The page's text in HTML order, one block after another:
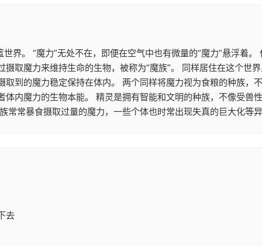
界。 “魔力”无处不在，即便在空气中也有微量的“魔力”悬浮
取魔力来维持生命的生物，被称为“魔族”。 同样居住在这个
到的魔力稳定保持在体内。 两个同样将魔力视为食粮的种族
内魔力的生物本能。 精灵是拥有智能和文明的种族，不像受
常常暴食摄取过量的魔力，一些个体也时常出现失真的巨大化
去